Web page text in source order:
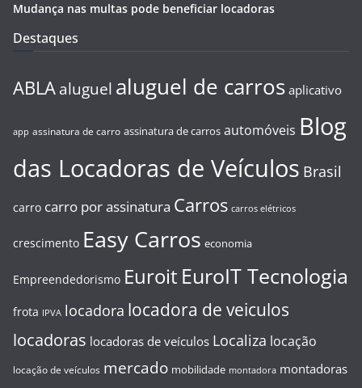
Mudança nas multas pode beneficiar locadoras
Destaques
ABLA aluguel aluguel de carros aplicativo
app assinatura de carro assinatura de carros automóveis Blog
das Locadoras de Veículos Brasil
carro carro por assinatura Carros carros elétricos
crescimento Easy Carros economia
Empreendedorismo Euroit EuroIT Tecnologia
frota IPVA locadora locadora de veiculos
locadoras locadoras de veículos Localiza locação
locação de veículos mercado mobilidade montadora montadoras